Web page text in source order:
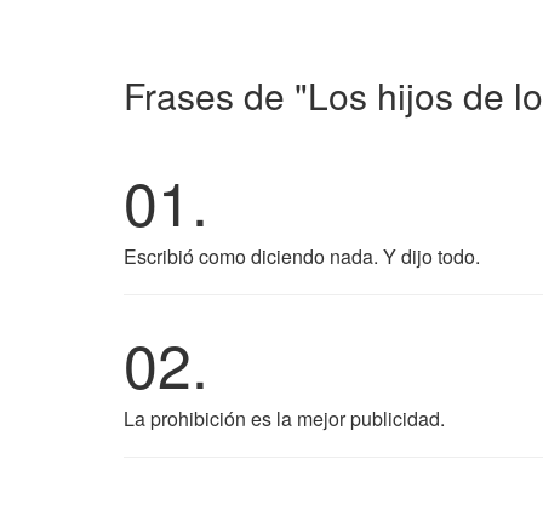
Frases de "Los hijos de
01.
Escribió como diciendo nada. Y dijo todo.
02.
La prohibición es la mejor publicidad.